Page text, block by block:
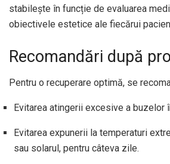
stabilește în funcție de evaluarea
obiectivele estetice ale fiecărui
Recomandări după
Pentru o recuperare optimă, se
Evitarea atingerii excesive a buzelor
Evitarea expunerii la temperaturi
sau solarul, pentru câteva zile.